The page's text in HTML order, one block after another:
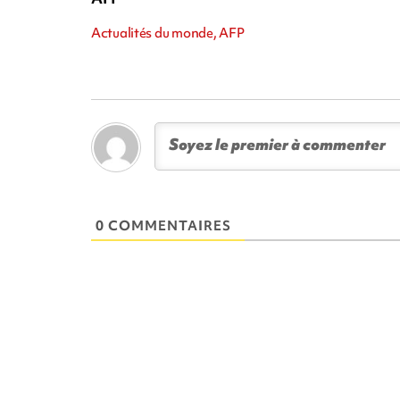
Actualités du monde, AFP
0 COMMENTAIRES